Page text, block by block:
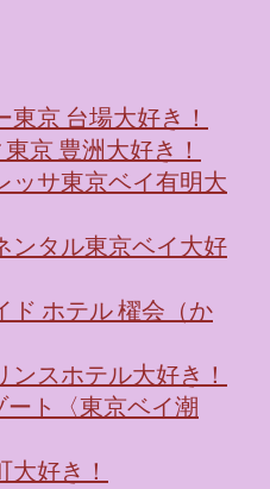
京 台場大好き！
京 豊洲大好き！
ッサ東京ベイ有明大
ンタル東京ベイ大好
ド ホテル 櫂会（か
スホテル大好き！
ト〈東京ベイ潮
好き！